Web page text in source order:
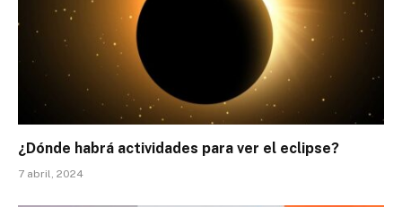
¿Dónde habrá actividades para ver el eclipse?
7 abril, 2024